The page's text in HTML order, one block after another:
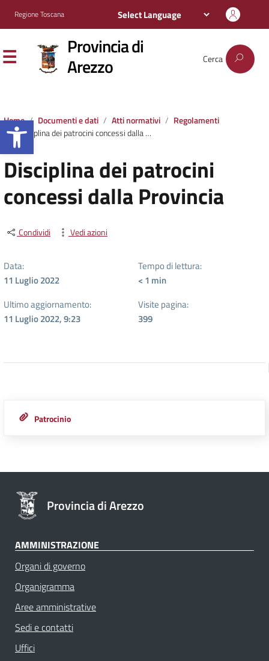
Apri la barra degli strumenti
Regione Toscana
Provincia di
Arezzo Cerca
Home Documenti e dati Atti normativi
Regolamenti
Disciplina dei patrocini concessi dalla Provincia
Disciplina dei patrocini
concessi dalla Provincia
Condividi Vedi azioni
Data:
11 Luglio 2022
Tempo di lettura:
< 1 min
Ultimo aggiornamento:
11 Luglio 2022, 9:23
Visite pagina:
399
Patrocinio
Provincia di Arezzo
AMMINISTRAZIONE
Organi di governo
Organigramma
Aree amministrative
Sedi e contatti
Uffici